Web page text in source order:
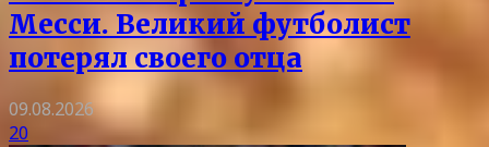
Месси. Великий футболист
потерял своего отца
09.08.2026
20